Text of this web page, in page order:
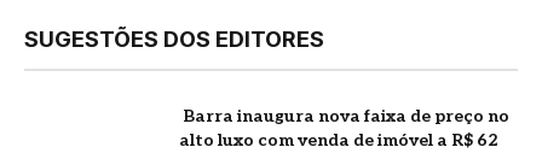
SUGESTÕES DOS EDITORES
Barra inaugura nova faixa de preço no
alto luxo com venda de imóvel a R$ 62